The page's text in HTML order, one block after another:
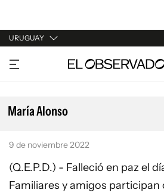
URUGUAY
URUGUAY
ARGENTINA
ESPAÑA
María Alonso
9 de noviembre 2022
(Q.E.P.D.) - Falleció en paz el
Familiares y amigos